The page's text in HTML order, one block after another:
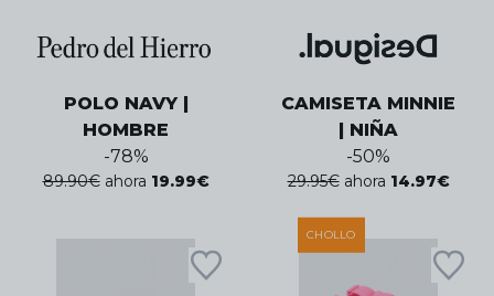
POLO NAVY |
HOMBRE
-78%
89.90€ ahora 19.99€
CAMISETA MINNIE
| NIÑA
-50%
29.95€ ahora 14.97€
CHOLLO